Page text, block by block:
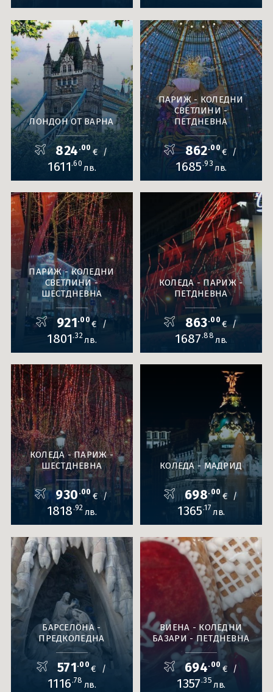
ЛОНДОН ОТ ВАРНА
824 .00 € /
1611.60 лв.
ПАРИЖ - КОЛЕДНИ
СВЕТЛИНИ -
ПЕТДНЕВНА
862.00€ /
1685 .93 лв.
ПАРИЖ - КОЛЕДНИ
СВЕТЛИНИ -
ШЕСТДНЕВНА
921.00 € /
1801.32лв.
КОЛЕДА - ПАРИЖ -
ПЕТДНЕВНА
863.00 €/
1687.88 лв.
КОЛЕДА - ПАРИЖ -
ШЕСТДНЕВНА
930 .00 € /
1818.92 лв.
КОЛЕДА - МАДРИД
698.00 €/
1365 .17 лв.
БАРСЕЛОНА -
ПРЕДКОЛЕДНА
571.00 € /
1116 .78 лв.
ВИЕНА - КОЛЕДНИ
БАЗАРИ - ПЕТДНЕВНА
694.00 € /
1357 .35 лв.